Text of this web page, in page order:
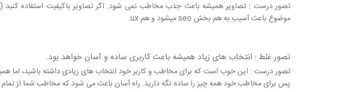
تصور درست : تصاویر همیشه باعث جذب مخاطب نمی شود. اگر تصاویر باکیفیت استفاده
موضوع باعث آسیب به هم بخش seo میشود و هم ux.
تصور غلط : انتخاب های زیاد همیشه باعث کاربری ساده و آسان خواهد بود.
تصور درست : این خوب است که برای مخاطب و کاربر خود انتخاب های زیادی داشته باشید،
پس برای مخاطب خود همه چیز را ساده نگه دارید. راه آسان باعث می شود که مخاطب شما از